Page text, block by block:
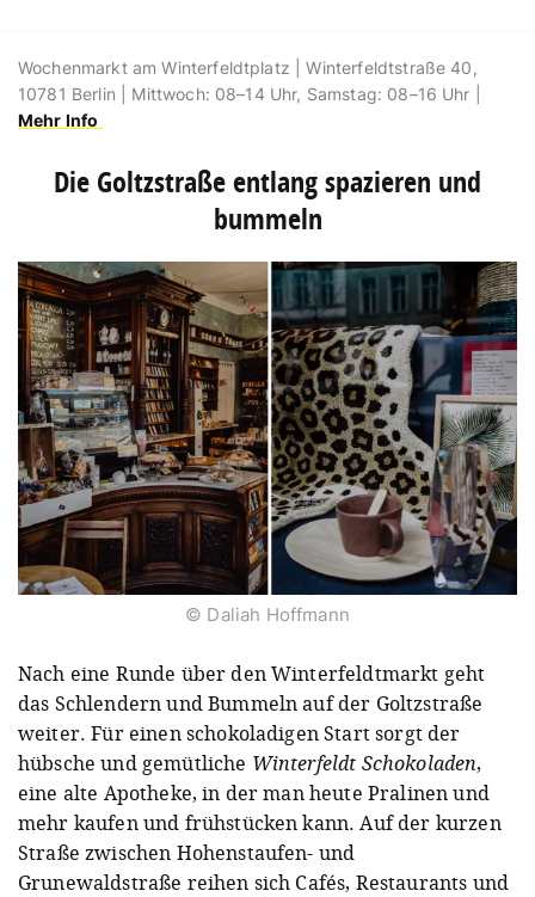
Wochenmarkt am Winterfeldtplatz |Winterfeldtstraße 40,
10781 Berlin | Mittwoch: 08–14 Uhr, Samstag: 08–16 Uhr |
Mehr Info
Die Goltzstraße entlang spazieren und
bummeln
© Daliah Hoffmann
Nach eine Runde über den Winterfeldtmarkt geht
das Schlendern und Bummeln auf der Goltzstraße
weiter. Für einen schokoladigen Start sorgt der
hübsche und gemütliche Winterfeldt Schokoladen,
eine alte Apotheke, in der man heute Pralinen und
mehr kaufen und frühstücken kann. Auf der kurzen
Straße zwischen Hohenstaufen- und
Grunewaldstraße reihen sich Cafés, Restaurants und